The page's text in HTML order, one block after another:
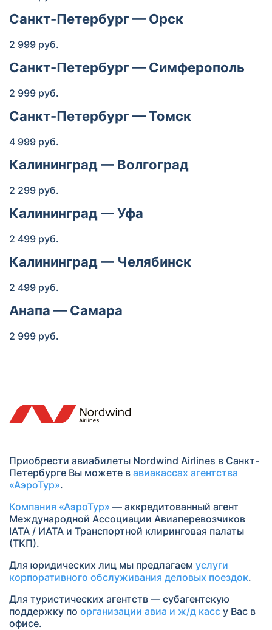
Санкт-Петербург — Орск
2 999 руб.
Санкт-Петербург — Симферополь
2 999 руб.
Санкт-Петербург — Томск
4 999 руб.
Калининград — Волгоград
2 299 руб.
Калининград — Уфа
2 499 руб.
Калининград — Челябинск
2 499 руб.
Анапа — Самара
2 999 руб.
Приобрести авиабилеты Nordwind Airlines в Санкт-
Петербурге Вы можете в авиакассах агентства
«АэроТур».
Компания «АэроТур» — аккредитованный агент
Международной Ассоциации Авиаперевозчиков
IATA / ИАТА и Транспортной клиринговая палаты
(ТКП).
Для юридических лиц мы предлагаем услуги
корпоративного обслуживания деловых поездок.
Для туристических агентств — субагентскую
поддержку по организации авиа и ж/д касс у Вас в
офисе.